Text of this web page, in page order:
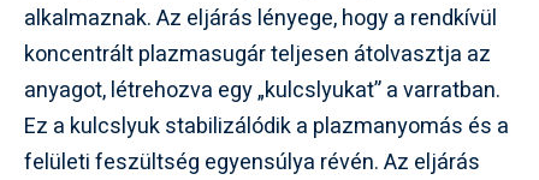
alkalmaznak. Az eljárás lényege, hogy a rendkívül
koncentrált plazmasugár teljesen átolvasztja az
anyagot, létrehozva egy „kulcslyukat” a varratban.
Ez a kulcslyuk stabilizálódik a plazmanyomás és a
felületi feszültség egyensúlya révén. Az eljárás